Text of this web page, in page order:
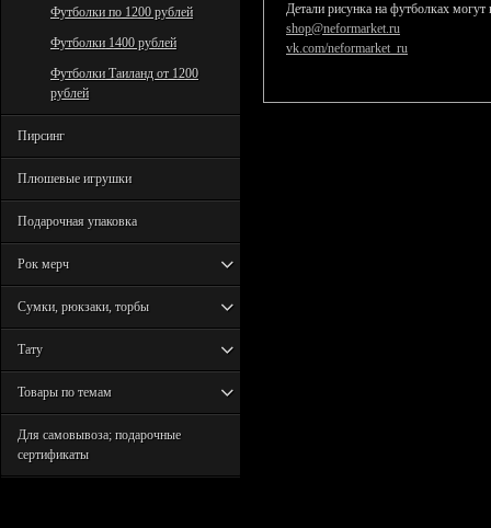
Футболки по 1200 рублей
Футболки 1400 рублей
Футболки Таиланд от 1200
рублей
Пирсинг
Плюшевые игрушки
Подарочная упаковка
Рок мерч
Сумки, рюкзаки, торбы
Тату
Товары по темам
Для самовывоза; подарочные
сертификаты
Детали рисунка на футболках
shop@neformarket.ru
vk.com/neformarket_ru